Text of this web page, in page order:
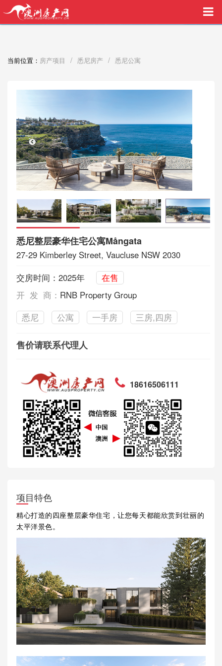
买家中介VIP服务，助您安心购房
当前位置： 房产项目 / 悉尼房产 / 悉尼公寓
悉尼整层豪华住宅公寓Mångata
27-29 Kimberley Street, Vaucluse NSW 2030
交房时间：2025年
在售
开 发 商： RNB Property Group
悉尼
公寓 一手房 三房,四房
售价请联系代理人
18616506111
项目特色
精心打造的四座整层豪华住宅，让您每天都能欣赏到壮丽的
太平洋景色。